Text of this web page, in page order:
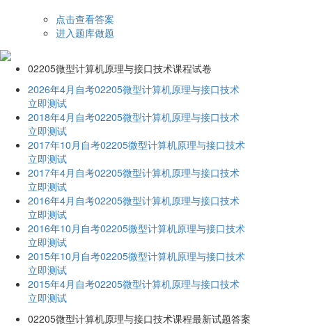
点击查看答案
进入题库做题
02205微型计算机原理与接口技术课程试卷
2026年4月自考02205微型计算机原理与接口技术
立即测试
2018年4月自考02205微型计算机原理与接口技术
立即测试
2017年10月自考02205微型计算机原理与接口技术
立即测试
2017年4月自考02205微型计算机原理与接口技术
立即测试
2016年4月自考02205微型计算机原理与接口技术
立即测试
2016年10月自考02205微型计算机原理与接口技术
立即测试
2015年10月自考02205微型计算机原理与接口技术
立即测试
2015年4月自考02205微型计算机原理与接口技术
立即测试
02205微型计算机原理与接口技术课程最新试题答案